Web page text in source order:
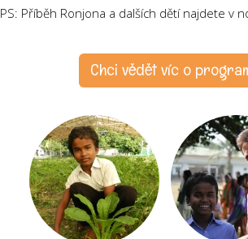
PS: Příběh Ronjona a dalších dětí najdete v
Chci vědět víc o